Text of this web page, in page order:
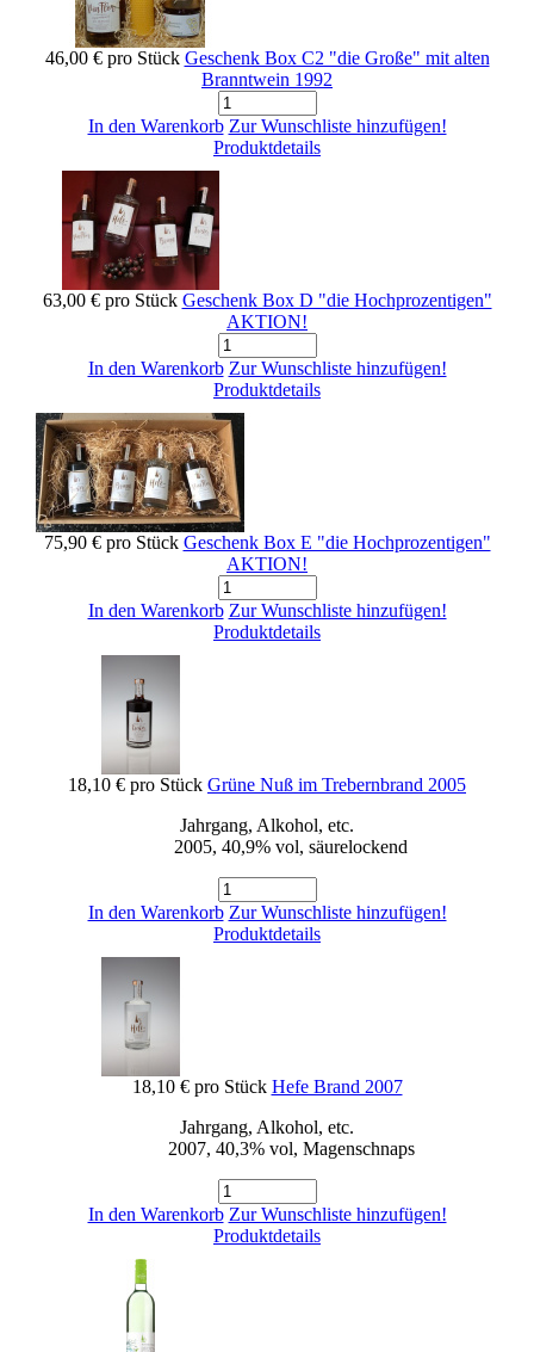
46,00 € pro Stück Geschenk Box C2 "die Große" mit alten
Branntwein 1992
In den Warenkorb Zur Wunschliste hinzufügen!
Produktdetails
63,00 € pro Stück Geschenk Box D "die Hochprozentigen"
AKTION!
In den Warenkorb Zur Wunschliste hinzufügen!
Produktdetails
75,90 € pro Stück Geschenk Box E "die Hochprozentigen"
AKTION!
In den Warenkorb Zur Wunschliste hinzufügen!
Produktdetails
18,10 € pro Stück Grüne Nuß im Trebernbrand 2005
Jahrgang, Alkohol, etc.
2005, 40,9% vol, säurelockend
In den Warenkorb Zur Wunschliste hinzufügen!
Produktdetails
18,10 € pro Stück Hefe Brand 2007
Jahrgang, Alkohol, etc.
2007, 40,3% vol, Magenschnaps
In den Warenkorb Zur Wunschliste hinzufügen!
Produktdetails